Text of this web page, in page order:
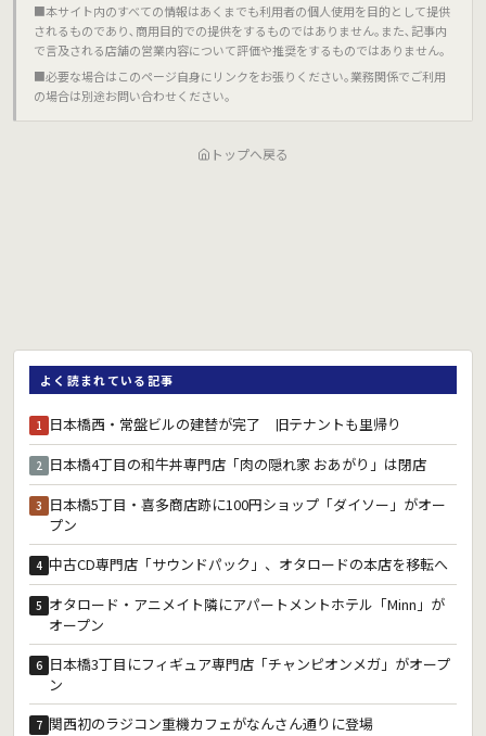
■本サイト内のすべての情報はあくまでも利用者の個人使用を目的として提供
されるものであり､商用目的での提供をするものではありません｡また､記事内
で言及される店舗の営業内容について評価や推奨をするものではありません｡
■必要な場合はこのページ自身にリンクをお張りください｡業務関係でご利用
の場合は別途お問い合わせください｡
トップへ戻る
よく読まれている記事
1 日本橋西・常盤ビルの建替が完了 旧テナントも里帰り
2 日本橋4丁目の和牛丼専門店「肉の隠れ家 おあがり」は閉店
3 日本橋5丁目・喜多商店跡に100円ショップ「ダイソー」がオー
プン
4 中古CD専門店「サウンドパック」、オタロードの本店を移転へ
5 オタロード・アニメイト隣にアパートメントホテル「Minn」が
オープン
6 日本橋3丁目にフィギュア専門店「チャンピオンメガ」がオープ
ン
7 関西初のラジコン重機カフェがなんさん通りに登場